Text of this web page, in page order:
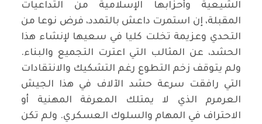
الشيعية وأحزابها الإسلامية من التداعيات
المقبلة، إن استمرت داعش بالتمدد، فرض نوعا من
التحدي وعزيمة تخلت كليا في سعيها لإنشاء هذا
الحشد، عن المثالب التي اعترت التجميع والبناء.
ولم يتوقف زخم التطوع رغم التشكيك والانتقادات
التي رافقت سرعة حشد الآلاف في هذا الجيش
العرمرم الذي لا يمتلك المعرفة المهنية أو
الاحتراف في المهام والسلوك العسكري. ولم تكن